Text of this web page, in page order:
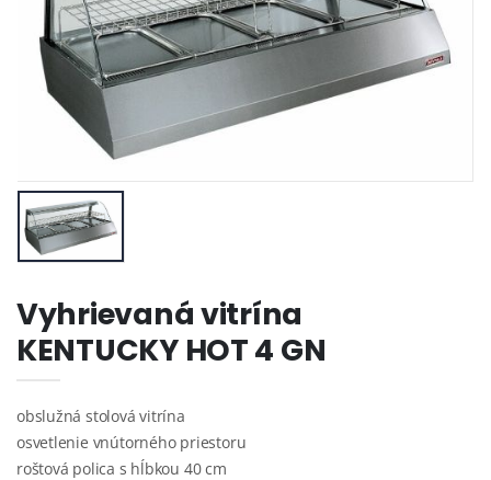
Vyhrievaná vitrína
KENTUCKY HOT 4 GN
obslužná stolová vitrína
osvetlenie vnútorného priestoru
roštová polica s hĺbkou 40 cm